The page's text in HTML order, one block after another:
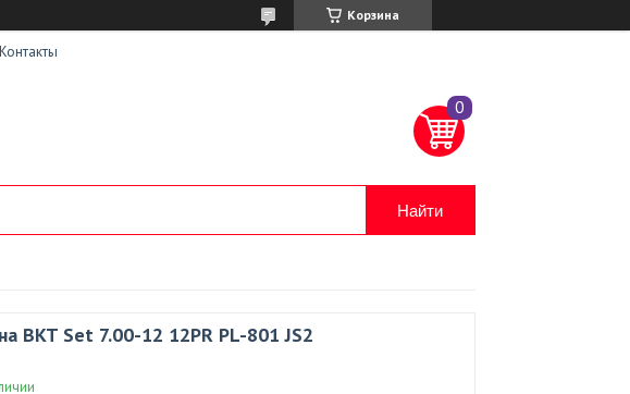
Корзина
Контакты
Найти
BKT Set 7.00-12 12PR PL-801 JS2